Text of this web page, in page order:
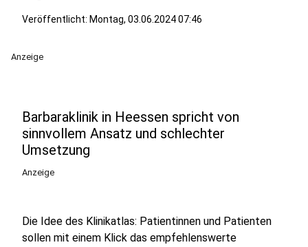
Veröffentlicht: Montag, 03.06.2024 07:46
Anzeige
Barbaraklinik in Heessen spricht von
sinnvollem Ansatz und schlechter
Umsetzung
Anzeige
Die Idee des Klinikatlas: Patientinnen und Patienten
sollen mit einem Klick das empfehlenswerte